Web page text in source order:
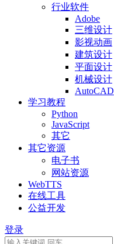
行业软件
Adobe
三维设计
影视动画
建筑设计
平面设计
机械设计
AutoCAD
学习教程
Python
JavaScript
其它
其它资源
电子书
网站资源
WebTTS
在线工具
公益开发
登录